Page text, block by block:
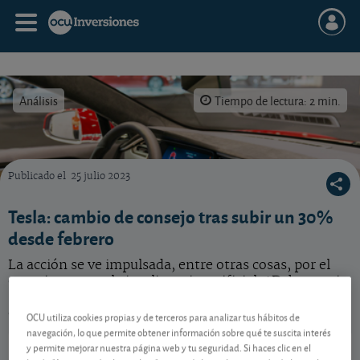
Análisis Tiempo de lectura: 2 min.
Publicado el 25 julio 2023
Tesla: cambio de consejo tras subir un 30%
desde febrero
La acción se ve impulsada, entre otras cosas, por el
entusiasmo por la inteligencia artificial. ¿Debe seguir
eléctricos? Vea nuestro consejo.
Tesla 319,53 USD
OCU utiliza cookies propias y de terceros para analizar tus hábitos de
navegación, lo que permite obtener información sobre qué te suscita interés
y permite mejorar nuestra página web y tu seguridad. Si haces clic en el